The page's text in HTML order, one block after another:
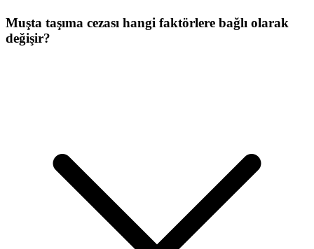
Muşta taşıma cezası hangi faktörlere bağlı olarak
değişir?